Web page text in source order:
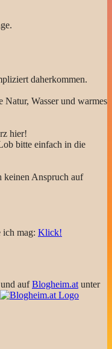
daherkommen.
Wasser und warmes
hier!
bitte einfach in die
keinen Anspruch auf
ich mag: Klick!
aufBlogheim.at unter